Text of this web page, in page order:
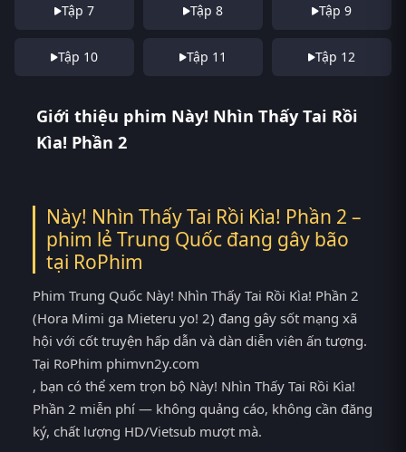
Tập 7 Tập 8 Tập 9
Tập 10 Tập 11 Tập 12
Giới thiệu phim Này! Nhìn Thấy Tai Rồi
Kìa! Phần 2
Này! Nhìn Thấy Tai Rồi Kìa! Phần 2 –
phim lẻ Trung Quốc đang gây bão
tại RoPhim
Phim Trung Quốc Này! Nhìn Thấy Tai Rồi Kìa! Phần 2
(Hora Mimi ga Mieteru yo! 2) đang gây sốt mạng xã
hội với cốt truyện hấp dẫn và dàn diễn viên ấn tượng.
Tại RoPhim phimvn2y.com
, bạn có thể xem trọn bộ Này! Nhìn Thấy Tai Rồi Kìa!
Phần 2 miễn phí — không quảng cáo, không cần đăng
ký, chất lượng HD/Vietsub mượt mà.